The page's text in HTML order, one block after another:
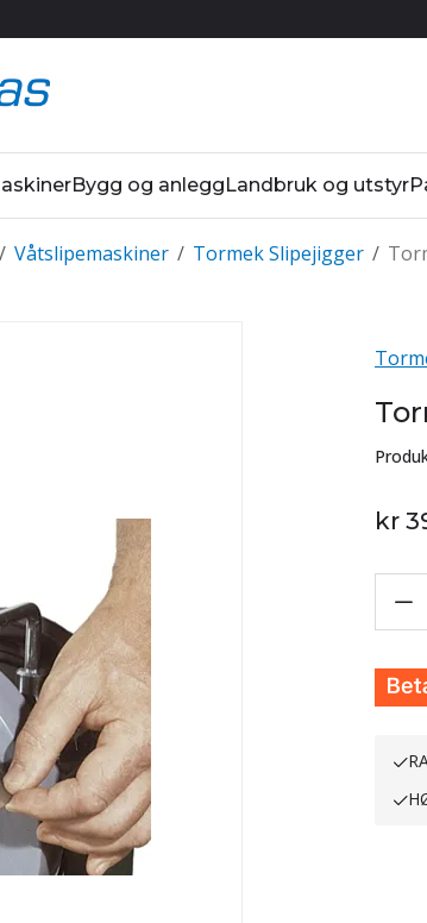
Bygg og anleggLandbruk og utstyr
/ /
Våtslipemaskiner /
Tormek Slipejigger
kr